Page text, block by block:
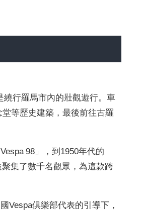
繞行羅馬市內的壯觀遊行。車
等歷史建築，最後前往古羅
98」，到1950年代的
集了數千名觀眾，為這款跨
Vespa俱樂部代表的引導下，